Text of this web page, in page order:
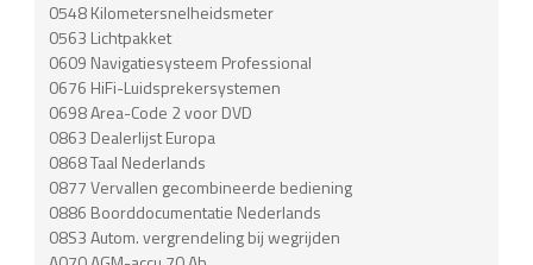
0548 Kilometersnelheidsmeter
0563 Lichtpakket
0609 Navigatiesysteem Professional
0676 HiFi-Luidsprekersystemen
0698 Area-Code 2 voor DVD
0863 Dealerlijst Europa
0868 Taal Nederlands
0877 Vervallen gecombineerde bediening
0886 Boorddocumentatie Nederlands
08S3 Autom. vergrendeling bij wegrijden